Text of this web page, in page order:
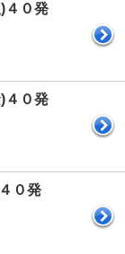
４０発
４０発
０発